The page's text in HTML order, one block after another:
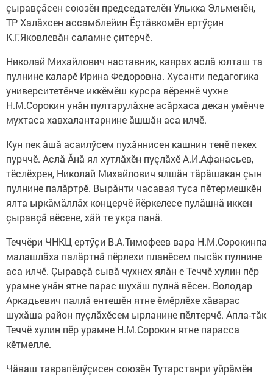
çыравçăсен союзӗн председателӗн Улькка Эльменӗн,
ТР Халăхсен ассамблейин Ӗçтăвкомӗн ертӳçин
К.Г.Яковлевăн саламне çитерчӗ.
Николай Михайлович наставник, каярах аслă юлташ та
пулнине каларӗ Ирина Федоровна. Хусанти педагогика
университетӗнче иккӗмӗш курсра вӗреннӗ чухне
Н.М.Сорокин унăн пултарулăхне асăрхаса декан умӗнче
мухтаса хавхалантарнине ăшшăн аса илчӗ.
Кун пек ăшă асаилӳсем пухăннисен кашнин тенӗ пекех
пурччӗ. Аслă Ăнă ял хутлăхӗн пуçлăхӗ А.И.Афанасьев,
тӗслӗхрен, Николай Михайлович ялшăн тăрăшакан çын
пулнине палăртрӗ. Вырăнти часавая туса пӗтермешкӗн
ялта ыркăмăллăх концерчӗ йӗркелесе пулăшнă иккен
çыравçă вӗсене, хăй те укçа панă.
Теччӗри ЧНКЦ ертӳçи В.А.Тимофеев вара Н.М.Сорокинпа
малашлăха палăртнă пӗрлехи планӗсем пысăк пулнине
аса илчӗ. Çыравçă сывă чухнех ялăн е Теччӗ хулин пӗр
урамне унăн ятне парас шухăш пулнă вӗсен. Володар
Аркадьевич паллă ентешӗн ятне ӗмӗрлӗхе хăварас
шухăша район пуçлăхӗсем ырланине пӗлтерчӗ. Апла-тăк
Теччӗ хулин пӗр урамне Н.М.Сорокин ятне парасса
кӗтмелле.
Чăваш таврапӗлӳçисен союзӗн Тутарстанри уйрăмӗн